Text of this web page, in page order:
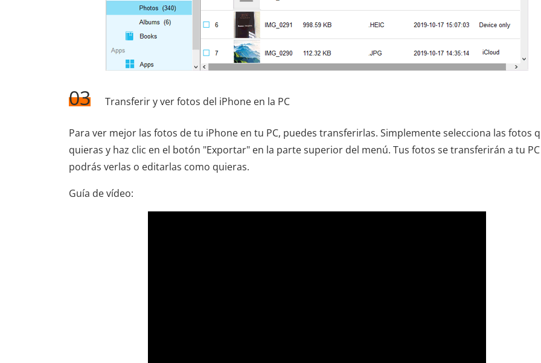
03 Transferir y ver fotos del iPhone en la PC
Para ver mejor las fotos de tu iPhone en tu PC, puedes transferirlas. Simplemente selecciona las fotos
quieras y haz clic en el botón "Exportar" en la parte superior del menú. Tus fotos se transferirán a tu
podrás verlas o editarlas como quieras.
Guía de vídeo: